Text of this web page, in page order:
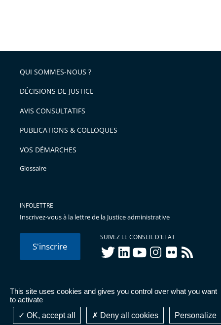
This site uses cookies and gives you control over what you want
to activate
OK, accept all
Deny all cookies Personalize
QUI SOMMES-NOUS ?
DÉCISIONS DE JUSTICE
AVIS CONSULTATIFS
PUBLICATIONS & COLLOQUES
VOS DÉMARCHES
Glossaire
INFOLETTRE
Inscrivez-vous à la lettre de la Justice administrative
S'inscrire
SUIVEZ LE CONSEIL D'ETAT
twitterlinkedInyoutubeinstagram
flickr rss
© Conseil d'État 2026 - Mentions légales
Données
personnelles-Publications administratives-Accessibilité :
partiellement conforme